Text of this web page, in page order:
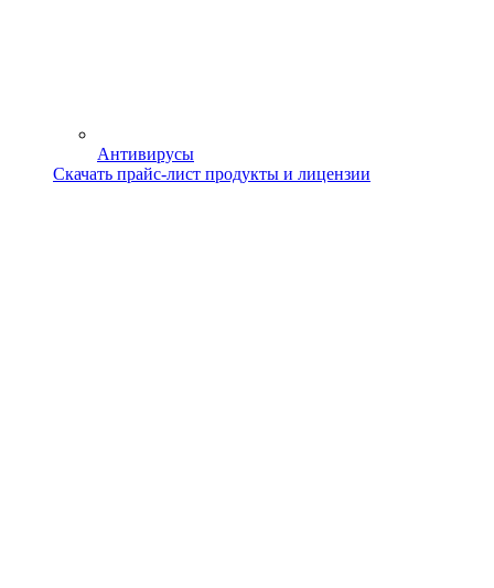
Антивирусы
Скачать прайс-лист продукты и лицензии